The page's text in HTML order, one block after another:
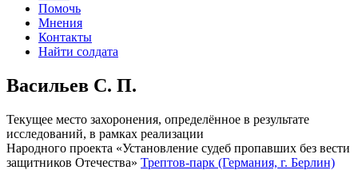
Помочь
Мнения
Контакты
Найти солдата
Васильев С. П.
Текущее место захоронения, определённое в результате
исследований, в рамках реализации
Народного проекта «Установление судеб пропавших без вести
защитников Отечества» Трептов-парк (Германия, г. Берлин)